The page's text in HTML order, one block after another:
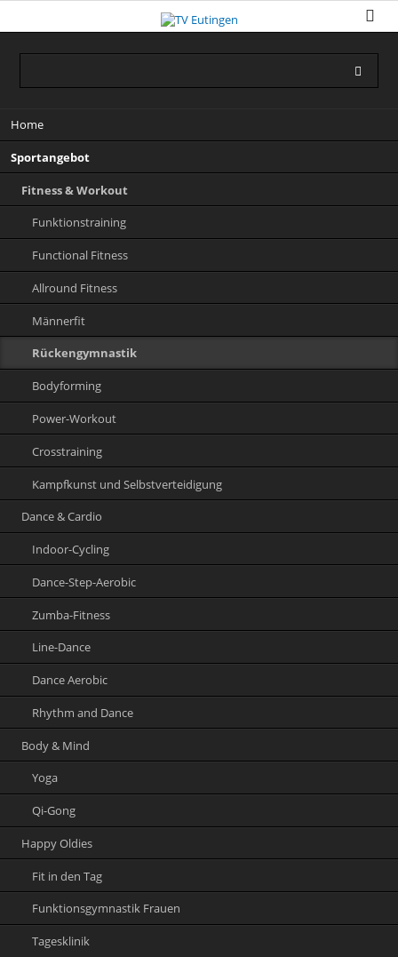
überspringen
Home
Sportangebot
Fitness & Workout
Funktionstraining
Functional Fitness
Allround Fitness
Männerfit
Rückengymnastik
Bodyforming
Power-Workout
Crosstraining
Kampfkunst und Selbstverteidigung
Dance & Cardio
Indoor-Cycling
Dance-Step-Aerobic
Zumba-Fitness
Line-Dance
Dance Aerobic
Rhythm and Dance
Body & Mind
Yoga
Qi-Gong
Happy Oldies
Fit in den Tag
Funktionsgymnastik Frauen
Tagesklinik